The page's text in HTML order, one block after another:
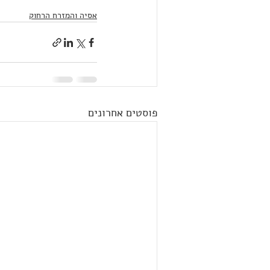
אסיה והמזרח הרחוק
פוסטים אחרונים